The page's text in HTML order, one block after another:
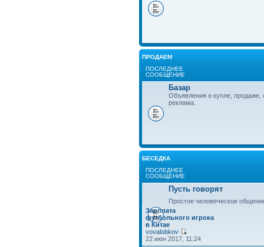
ПРОДАЕМ
ПОСЛЕДНЕЕ
СООБЩЕНИЕ
Базар
Объявления о купле, продаже,
реклама.
БЕСЕДКА
ПОСЛЕДНЕЕ
СООБЩЕНИЕ
Пусть говорят
Простое человеческое
Зарплата
футбольного игрока
в Китае
vovalobkov
22 июн 2017, 11:24